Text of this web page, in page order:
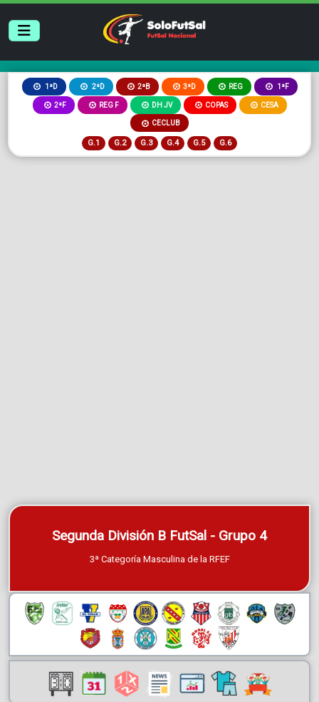
1ªD 2ªD 2ªB 3ªD REG 1ªF
2ªF REG F DH JV COPAS CESA
CECLUB
G.1 G.2 G.3 G.4 G.5 G.6
Segunda División B FutSal - Grupo 4
3ª Categoría Masculina de la RFEF